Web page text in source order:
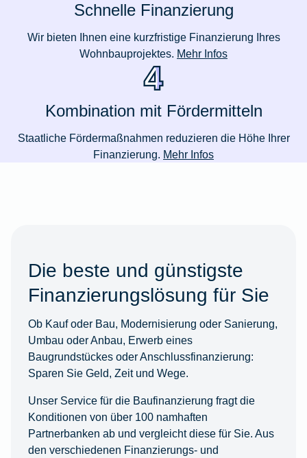
Schnelle Finanzierung
Wir bieten Ihnen eine kurzfristige Finanzierung Ihres
Wohnbauprojektes. Mehr Infos
Kombination mit Fördermitteln
Staatliche Fördermaßnahmen reduzieren die Höhe Ihrer
Finanzierung. Mehr Infos
Die beste und günstigste
Finanzierungslösung für Sie
Ob Kauf oder Bau, Modernisierung oder Sanierung,
Umbau oder Anbau, Erwerb eines
Baugrundstückes oder Anschlussfinanzierung:
Sparen Sie Geld, Zeit und Wege.
Unser Service für die Baufinanzierung fragt die
Konditionen von über 100 namhaften
Partnerbanken ab und vergleicht diese für Sie. Aus
den verschiedenen Finanzierungs- und